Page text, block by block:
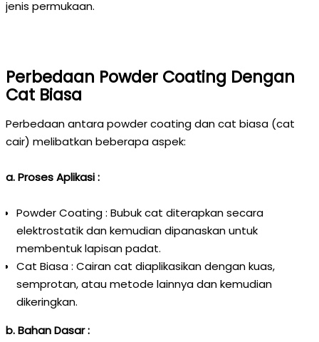
jenis permukaan.
Perbedaan Powder Coating Dengan
Cat Biasa
Perbedaan antara powder coating dan cat biasa (cat
cair) melibatkan beberapa aspek:
a. Proses Aplikasi :
Powder Coating : Bubuk cat diterapkan secara
elektrostatik dan kemudian dipanaskan untuk
membentuk lapisan padat.
Cat Biasa : Cairan cat diaplikasikan dengan kuas,
semprotan, atau metode lainnya dan kemudian
dikeringkan.
b. Bahan Dasar :